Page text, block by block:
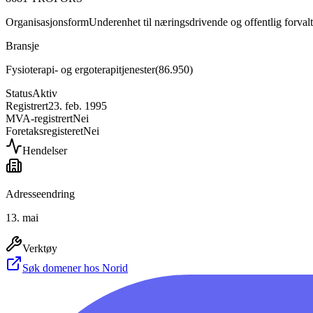
OrganisasjonsformUnderenhet til næringsdrivende og offentlig
Bransje
Fysioterapi- og ergoterapitjenester(86.950)
StatusAktiv
Registrert23. feb. 1995
MVA-registrertNei
ForetaksregisteretNei
Hendelser
Adresseendring
13. mai
Verktøy
Søk domener hos Norid